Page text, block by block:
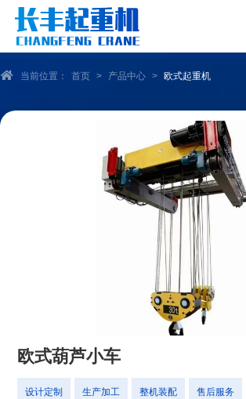
当前位置： 首页 > 产品中心 > 欧式起重机
欧式葫芦小车
设计定制 生产加工 整机装配 售后服务